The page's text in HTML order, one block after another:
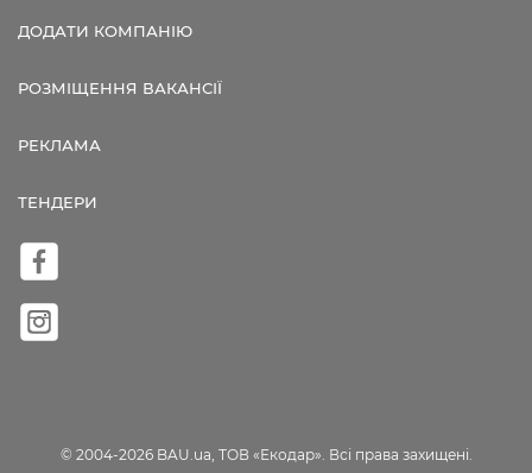
ДОДАТИ КОМПАНІЮ
РОЗМІЩЕННЯ ВАКАНСІЇ
РЕКЛАМА
ТЕНДЕРИ
© 2004-2026 BAU.ua, ТОВ «Екодар». Всі права захищені.